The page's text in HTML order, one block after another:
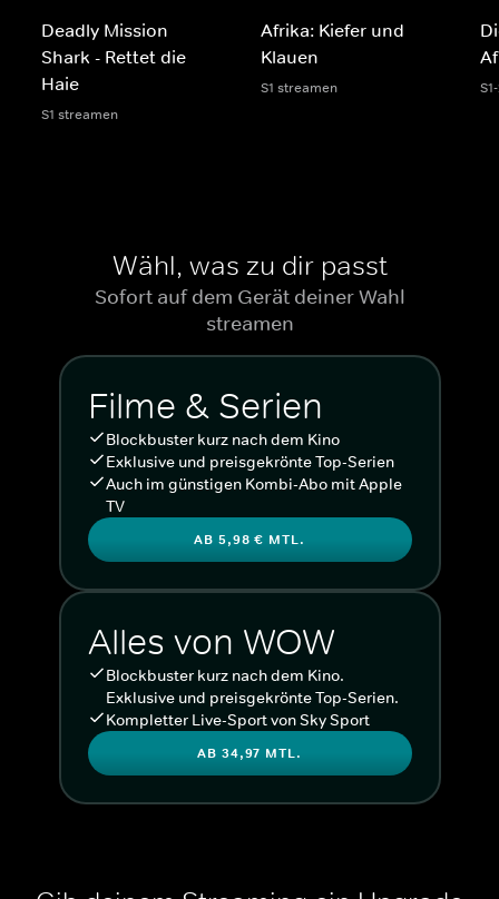
Deadly Mission
Shark - Rettet die
Haie
S1 streamen
Afrika: Kiefer und
Klauen
S1 streamen
Wähl, was zu dir passt
Sofort auf dem Gerät deiner Wahl
streamen
Filme & Serien
Blockbuster kurz nach dem Kino
Exklusive und preisgekrönte Top-Serien
Auch im günstigen Kombi-Abo mit Apple
TV
AB 5,98 € MTL.
Alles von WOW
Blockbuster kurz nach dem Kino.
Exklusive und preisgekrönte Top-Serien.
Kompletter Live-Sport von Sky Sport
AB 34,97 MTL.